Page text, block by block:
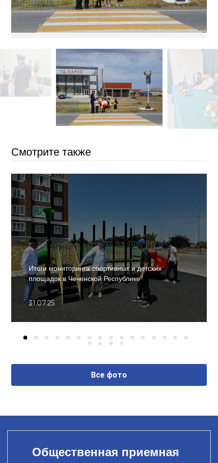
Смотрите также
Итоги мониторинга спортивных и детских
площадок в Чеченской Республике
31.07.25
Все фото
Общественная приемная